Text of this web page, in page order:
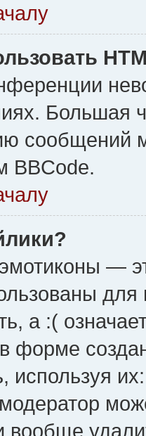
Большая
сообщений
BBCode.
—
а :(
форме
используя